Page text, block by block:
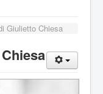
Giulietto Chiesa